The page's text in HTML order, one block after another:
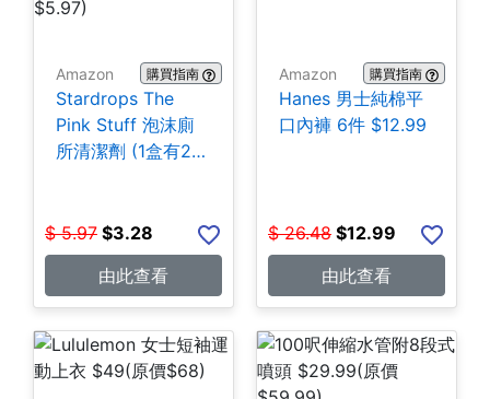
Amazon 購買指南
Stardrops The
Pink Stuff 泡沫廁
所清潔劑 (1盒有2
$ 5.97 $3.28
由此查看
Amazon 購買指南
Hanes 男士純棉平
口內褲 6件 $12.99
$ 26.48 $12.99
由此查看